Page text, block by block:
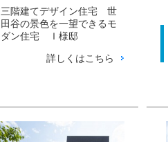
三階建てデザイン住宅 世
田谷の景色を一望できるモ
ダン住宅 Ｉ様邸
詳しくはこちら